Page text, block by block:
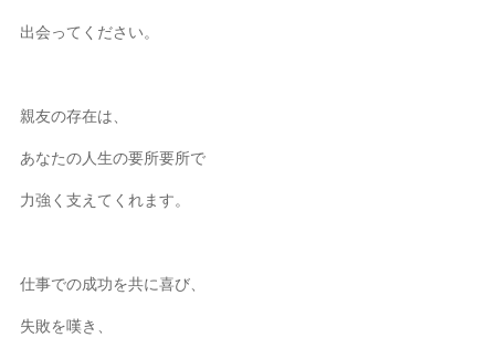
出会ってください。
親友の存在は、
あなたの人生の要所要所で
力強く支えてくれます。
仕事での成功を共に喜び、
失敗を嘆き、